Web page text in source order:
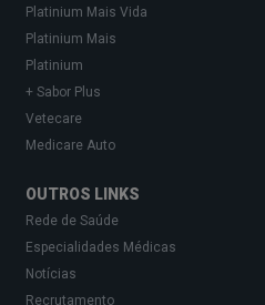
Platinium Mais Vida
Platinium Mais
Platinium
+ Sabor Plus
Vetecare
Medicare Auto
OUTROS LINKS
Rede de Saúde
Especialidades Médicas
Notícias
Recrutamento